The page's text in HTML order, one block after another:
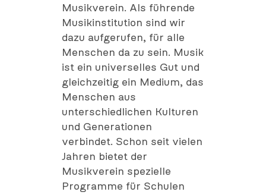
Musikverein. Als führende
Musikinstitution sind wir
dazu aufgerufen, für alle
Menschen da zu sein. Musik
ist ein universelles Gut und
gleichzeitig ein Medium, das
Menschen aus
unterschiedlichen Kulturen
und Generationen
verbindet. Schon seit vielen
Jahren bietet der
Musikverein spezielle
Programme für Schulen